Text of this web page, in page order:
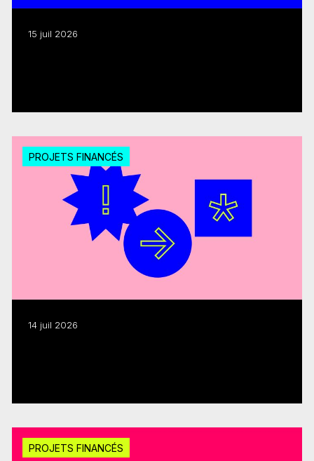
15 juil 2026
PROJETS FINANCÉS
14 juil 2026
PROJETS FINANCÉS